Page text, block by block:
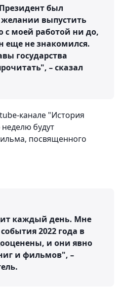
был
выпустить
с моей работой ни до,
еще не знакомился.
государства
– сказал
канале "История
будут
посвященного
каждый день. Мне
2022 года в
и они явно
и фильмов", –